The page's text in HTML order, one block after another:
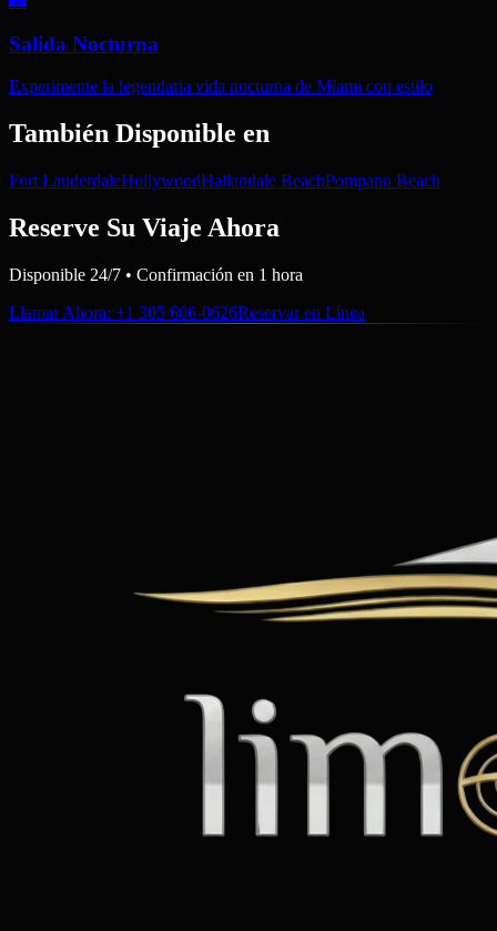
Salida Nocturna
Experimente la legendaria vida nocturna de Miami con estilo
También Disponible en
Fort LauderdaleHollywoodHallandale BeachPompano Beach
Reserve Su Viaje Ahora
Disponible 24/7 • Confirmación en 1 hora
Llamar Ahora: +1 305 606-0626Reservar en Línea